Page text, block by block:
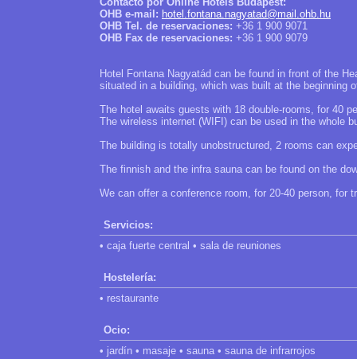
OHB e-mail: hotel.fontana.nagyatad@mail.ohb.hu
OHB Tel. de reservaciones: +36 1 900 9071
OHB Fax de reservaciones: +36 1 900 9079
Hotel Fontana Nagyatád can be found in front of the
situated in a building, which was built at the beginning
The hotel awaits guests with 18 double-rooms, for 40
The wireless internet (WIFI) can be used in the whole
The building is totally unobstructured, 2 rooms can
The finnish and the infra sauna can be found on the
We can offer a conference room, for 20-40 person, for
Servicios:
• caja fuerte central • sala de reuniones
Hostelería:
• restaurante
Ocio:
• jardín • masaje • sauna • sauna de infrarrojos